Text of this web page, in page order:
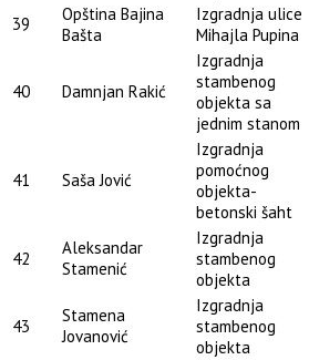
39
Opština Bajina
Bašta
Izgradnja ulice
Mihajla Pupina
40 Damnjan Rakić
Izgradnja
stambenog
objekta sa
jednim stanom
41 Saša Jović
Izgradnja
pomoćnog
objekta-
betonski šaht
42
Aleksandar
Stamenić
Izgradnja
stambenog
objekta
43
Stamena
Jovanović
Izgradnja
stambenog
objekta